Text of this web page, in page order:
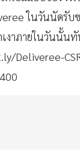
ในวันนัดรับข
งาภายในวันนั้น
Deliveree-